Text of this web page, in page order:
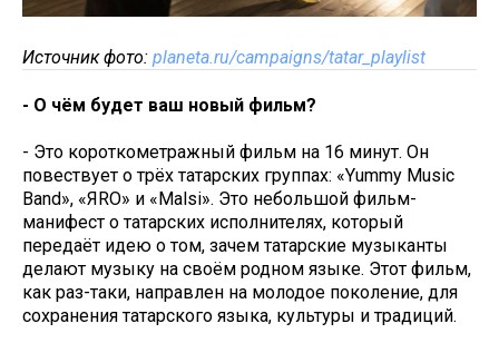
Источник фото: planeta.ru/campaigns/tatar_playlist
- О чём будет ваш новый фильм?
- Это короткометражный фильм на 16 минут. Он
повествует о трёх татарских группах: «Yummy Music
Band», «ЯRO» и «Malsi». Это небольшой фильм-
манифест о татарских исполнителях, который
передаёт идею о том, зачем татарские музыканты
делают музыку на своём родном языке. Этот фильм,
как раз-таки, направлен на молодое поколение, для
сохранения татарского языка, культуры и традиций.